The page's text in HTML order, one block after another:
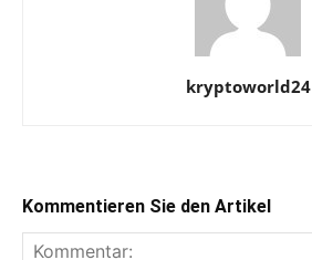
kryptoworld24
Kommentieren Sie den Artikel